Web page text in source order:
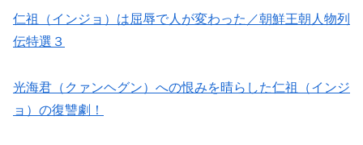
仁祖（インジョ）は屈辱で人が変わった／朝鮮王朝人物列
伝特選３
光海君（クァンヘグン）への恨みを晴らした仁祖（インジ
ョ）の復讐劇！